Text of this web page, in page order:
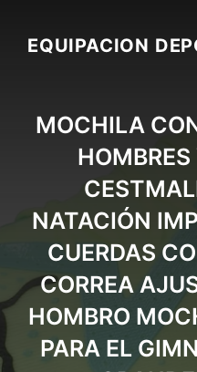
contentEQUIPACION
MOCHILA
NATACIÓN
CUERDAS
CORREA
HOMBRO
PARA EL